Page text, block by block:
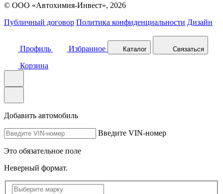
© ООО «Автохимия-Инвест», 2026
Публичный договор Политика конфиденциальности Дизайн
Профиль Избранное Каталог Связаться
Корзина
Добавить автомобиль
Введите VIN-номер
Это обязательное поле
Неверный формат.